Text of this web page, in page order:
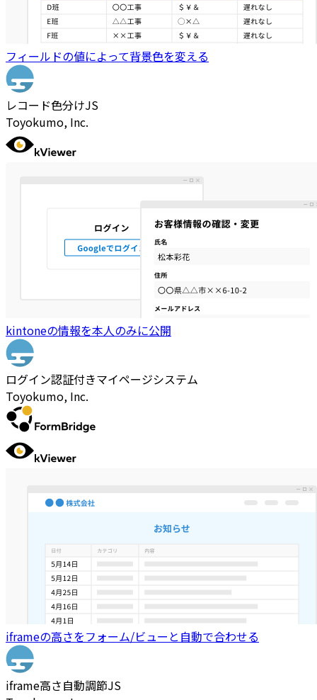
フィールドの値によって背景色を変える
レコード色分けJS
Toyokumo, Inc.
kintoneの情報を本人のみに公開
ログイン認証付きマイページシステム
Toyokumo, Inc.
iframeの高さをフォーム/ビューと自動で合わせる
iframe高さ自動調節JS